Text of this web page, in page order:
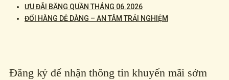
ƯU ĐÃI BĂNG QUẦN THÁNG 06.2026
ĐỔI HÀNG DỄ DÀNG – AN TÂM TRẢI NGHIỆM
Đăng ký để nhận thông tin khuyến mãi sớm